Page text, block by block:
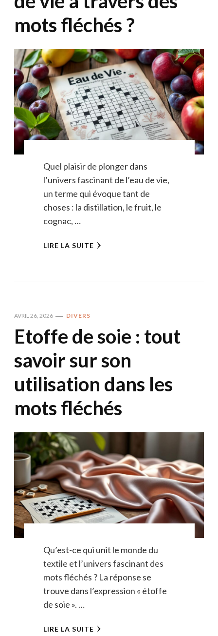
mots fléchés ?
Quel plaisir de plonger dans
l’univers fascinant de l’eau de vie,
un terme qui évoque tant de
choses : la distillation, le fruit, le
cognac, …
LIRE LA SUITE
AVRIL 26, 2026 DIVERS
Etoffe de soie : tout
savoir sur son
utilisation dans les
mots fléchés
Qu’est-ce qui unit le monde du
textile et l’univers fascinant des
mots fléchés ? La réponse se
trouve dans l’expression « étoffe
de soie ». …
LIRE LA SUITE